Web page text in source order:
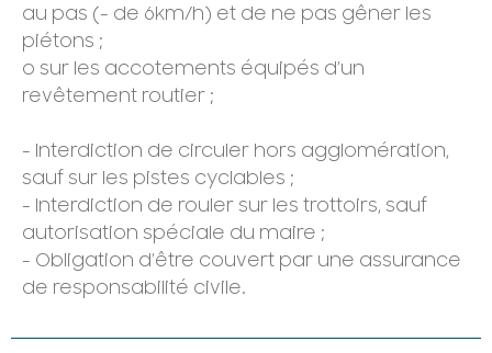
au pas (- de 6km/h) et de ne pas gêner les
piétons ;
o sur les accotements équipés d’un
revêtement routier ;
- Interdiction de circuler hors agglomération,
sauf sur les pistes cyclables ;
- Interdiction de rouler sur les trottoirs, sauf
autorisation spéciale du maire ;
- Obligation d’être couvert par une assurance
de responsabilité civile.